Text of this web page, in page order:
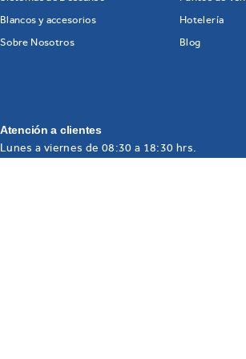
Blancos y accesorios
Sobre Nosotros
Hotelería
Blog
Atención a clientes
Lunes a viernes de 08:30 a 18:30 hrs.